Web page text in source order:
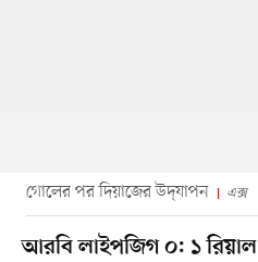
গোলের পর দিয়াজের উদ্‌যাপন এক্স
আরবি লাইপজিগ ০: ১ রিয়াল